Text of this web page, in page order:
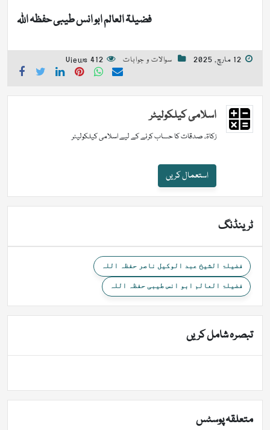
فضیلۃ العالم ابو انس طیبی حفظہ اللہ
12 مارچ, 2025 سوالات و جوابات 412 Views
اسلامی کیلکولیٹر
زکاۃ، صدقات کا حساب کرنے کے لیے اسلامی کیلکولیٹر
استعمال کریں
ٹرینڈنگ
فضیلۃ الشیخ عبد الوکیل ناصر حفظہ اللہ
فضیلۃ العالم ابو انس طیبی حفظہ اللہ
تبصرہ شامل کریں
متعلقہ پوسٹس